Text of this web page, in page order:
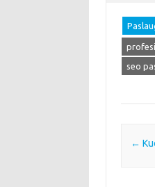
seo
Post
←